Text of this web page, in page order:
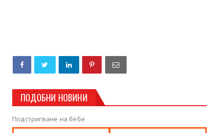
ПОДОБНИ НОВИНИ
Подстригване на бебе